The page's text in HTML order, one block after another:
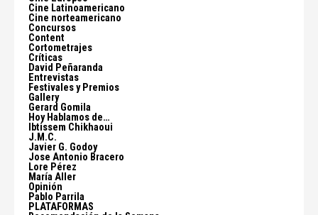
Cine Latinoamericano
Cine norteamericano
Concursos
Content
Cortometrajes
Críticas
David Peñaranda
Entrevistas
Festivales y Premios
Gallery
Gerard Gomila
Hoy Hablamos de…
Ibtissem Chikhaoui
J.M.C.
Javier G. Godoy
Jose Antonio Bracero
Lore Pérez
María Aller
Opinión
Pablo Parrila
PLATAFORMAS